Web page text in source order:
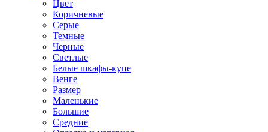
Цвет
Коричневые
Серые
Темные
Черные
Светлые
Белые шкафы-купе
Венге
Размер
Маленькие
Большие
Средние